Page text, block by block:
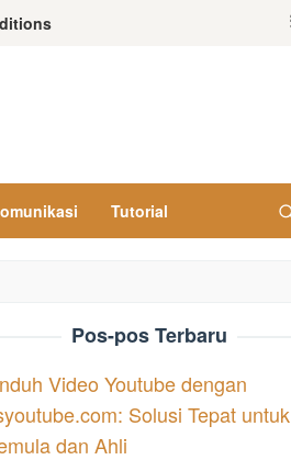
Tutorial
Pos-pos Terbaru
Video Youtube dengan
Solusi Tepat untuk
dan Ahli